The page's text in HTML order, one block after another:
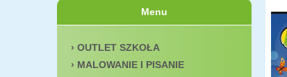
Menu
OUTLET SZKOŁA
MALOWANIE I PISANIE